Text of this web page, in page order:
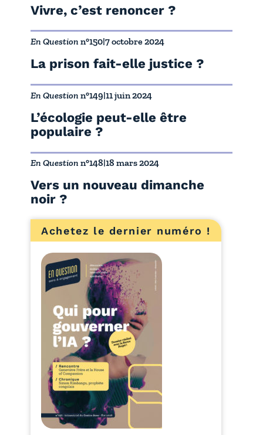
Vivre, c’est renoncer ?
La prison fait-elle justice ?
En Question n°150|7 octobre 2024
L’écologie peut-elle être
populaire ?
En Question n°149|11 juin 2024
Vers un nouveau dimanche
noir ?
En Question n°148|18 mars 2024
Achetez le dernier numéro !